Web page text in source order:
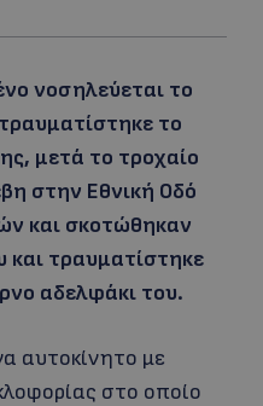
νοσηλεύεται το
το
μετά το τροχαίο
στην Εθνική Οδό
και σκοτώθηκαν
και τραυματίστηκε
αδελφάκι του.
αυτοκίνητο με
στο οποίο